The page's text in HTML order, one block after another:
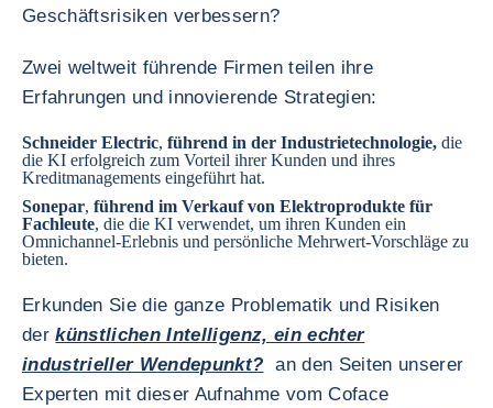
Geschäftsrisiken verbessern?
Zwei weltweit führende Firmen teilen ihre
Erfahrungen und innovierende Strategien:
Schneider Electric, führend in der Industrietechnologie, die
die KI erfolgreich zum Vorteil ihrer Kunden und ihres
Kreditmanagements eingeführt hat.
Sonepar, führend im Verkauf von Elektroprodukte für
Fachleute, die die KI verwendet, um ihren Kunden ein
Omnichannel-Erlebnis und persönliche Mehrwert-Vorschläge zu
bieten.
Erkunden Sie die ganze Problematik und Risiken
derkünstlichen Intelligenz, ein echter
industrieller Wendepunkt? an den Seiten unserer
Experten mit dieser Aufnahme vom Coface